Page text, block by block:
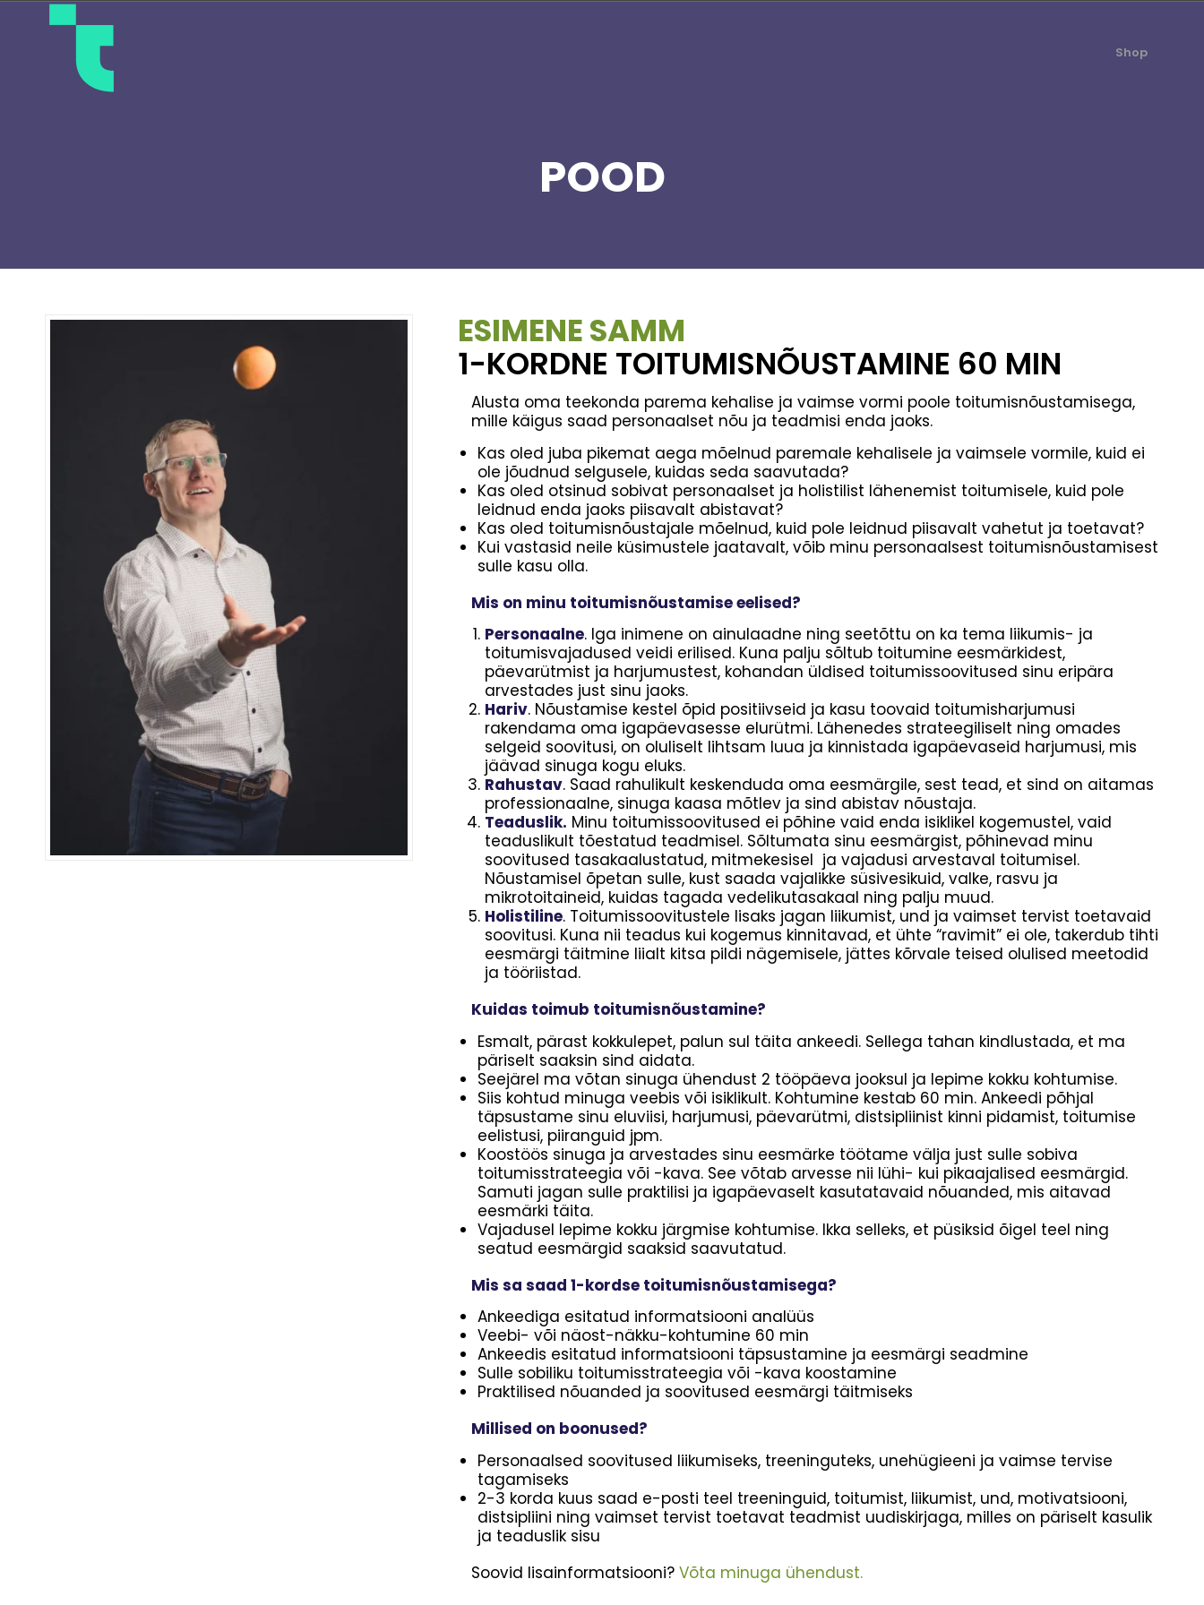
Shop
POOD
ESIMENE SAMM
1-KORDNE TOITUMISNÕUSTAMINE 60 MIN
Alusta oma teekonda parema kehalise ja vaimse vormi poole toitumisnõustamisega,
mille käigus saad personaalset nõu ja teadmisi enda jaoks.
Kas oled juba pikemat aega mõelnud paremale kehalisele ja vaimsele vormile, kuid ei
ole jõudnud selgusele, kuidas seda saavutada?
Kas oled otsinud sobivat personaalset ja holistilist lähenemist toitumisele, kuid pole
leidnud enda jaoks piisavalt abistavat?
Kas oled toitumisnõustajale mõelnud, kuid pole leidnud piisavalt vahetut ja toetavat?
Kui vastasid neile küsimustele jaatavalt, võib minu personaalsest toitumisnõustamisest
sulle kasu olla.
Mis on minu toitumisnõustamise eelised?
Personaalne. Iga inimene on ainulaadne ning seetõttu on ka tema liikumis- ja
toitumisvajadused veidi erilised. Kuna palju sõltub toitumine eesmärkidest,
päevarütmist ja harjumustest, kohandan üldised toitumissoovitused sinu eripära
arvestades just sinu jaoks.
Hariv. Nõustamise kestel õpid positiivseid ja kasu toovaid toitumisharjumusi
rakendama oma igapäevasesse elurütmi. Lähenedes strateegiliselt ning omades
selgeid soovitusi, on oluliselt lihtsam luua ja kinnistada igapäevaseid harjumusi, mis
jäävad sinuga kogu eluks.
Rahustav. Saad rahulikult keskenduda oma eesmärgile, sest tead, et sind on aitamas
professionaalne, sinuga kaasa mõtlev ja sind abistav nõustaja.
Teaduslik. Minu toitumissoovitused ei põhine vaid enda isiklikel kogemustel, vaid
teaduslikult tõestatud teadmisel. Sõltumata sinu eesmärgist, põhinevad minu
soovitused tasakaalustatud, mitmekesisel ja vajadusi arvestaval toitumisel.
Nõustamisel õpetan sulle, kust saada vajalikke süsivesikuid, valke, rasvu ja
mikrotoitaineid, kuidas tagada vedelikutasakaal ning palju muud.
Holistiline. Toitumissoovitustele lisaks jagan liikumist, und ja vaimset tervist toetavaid
soovitusi. Kuna nii teadus kui kogemus kinnitavad, et ühte “ravimit” ei ole, takerdub tihti
eesmärgi täitmine liialt kitsa pildi nägemisele, jättes kõrvale teised olulised meetodid
ja tööriistad.
Kuidas toimub toitumisnõustamine?
Esmalt, pärast kokkulepet, palun sul täita ankeedi. Sellega tahan kindlustada, et ma
päriselt saaksin sind aidata.
Seejärel ma võtan sinuga ühendust 2 tööpäeva jooksul ja lepime kokku kohtumise.
Siis kohtud minuga veebis või isiklikult. Kohtumine kestab 60 min. Ankeedi põhjal
täpsustame sinu eluviisi, harjumusi, päevarütmi, distsipliinist kinni pidamist, toitumise
eelistusi, piiranguid jpm.
Koostöös sinuga ja arvestades sinu eesmärke töötame välja just sulle sobiva
toitumisstrateegia või -kava. See võtab arvesse nii lühi- kui pikaajalised eesmärgid.
Samuti jagan sulle praktilisi ja igapäevaselt kasutatavaid nõuanded, mis aitavad
eesmärki täita.
Vajadusel lepime kokku järgmise kohtumise. Ikka selleks, et püsiksid õigel teel ning
seatud eesmärgid saaksid saavutatud.
Mis sa saad 1-kordse toitumisnõustamisega?
Ankeediga esitatud informatsiooni analüüs
Veebi- või näost-näkku-kohtumine 60 min
Ankeedis esitatud informatsiooni täpsustamine ja eesmärgi seadmine
Sulle sobiliku toitumisstrateegia või -kava koostamine
Praktilised nõuanded ja soovitused eesmärgi täitmiseks
Millised on boonused?
Personaalsed soovitused liikumiseks, treeninguteks, unehügieeni ja vaimse tervise
tagamiseks
2-3 korda kuus saad e-posti teel treeninguid, toitumist, liikumist, und, motivatsiooni,
distsipliini ning vaimset tervist toetavat teadmist uudiskirjaga, milles on päriselt kasulik
ja teaduslik sisu
Soovid lisainformatsiooni? Võta minuga ühendust.